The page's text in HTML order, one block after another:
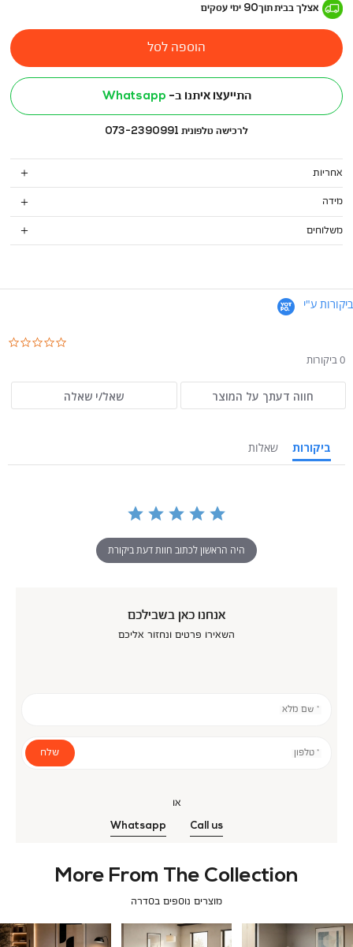
אצלך בביתתוך90 ימי עסקים
הוספה לסל
התייעצו איתנו ב- Whatsapp
לרכישה טלפונית 073-2390991
אחריות
מידה
משלוחים
ביקורות ע"י
0 ביקורות
חווה דעתך על המוצר שאל/י שאלה
ביקורות שאלות
היה הראשון לכתוב חוות דעת ביקורת
אנחנו כאן בשבילכם
השאירו פרטים ונחזור אליכם
* שם מלא
* טלפון שלח
או
Call us
Whatsapp
More From The Collection
מוצרים נוספים בסדרה